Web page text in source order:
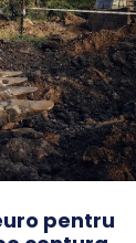
pentru